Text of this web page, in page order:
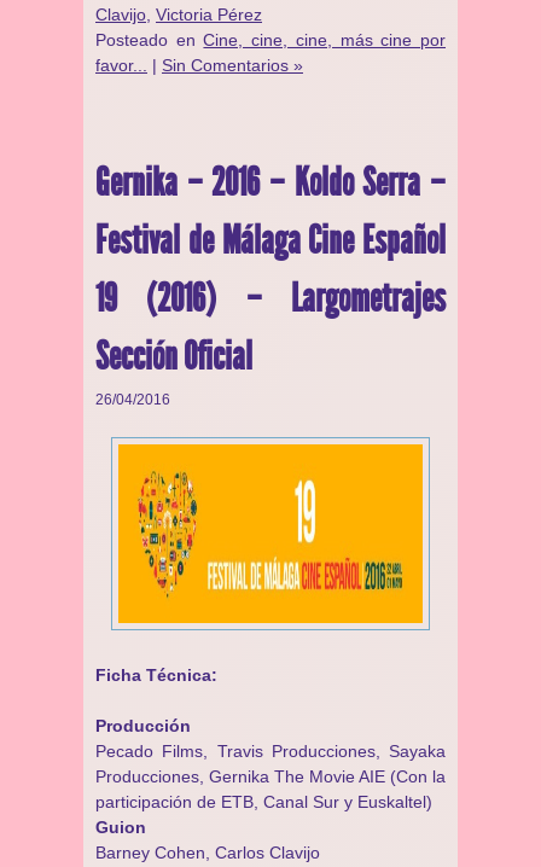
Clavijo Victoria Pérez
Posteado enCine, cine, cine, más cine por
favor...
| Sin Comentarios »
Gernika – 2016 – Koldo Serra –
Festival de Málaga Cine Español
19 (2016) – Largometrajes
Sección Oficial
26/04/2016
Ficha Técnica:
Producción
Pecado Films, Travis Producciones, Sayaka
Producciones, Gernika The Movie AIE (Con la
participación de ETB, Canal Sur y Euskaltel)
Guion
Barney Cohen, Carlos Clavijo